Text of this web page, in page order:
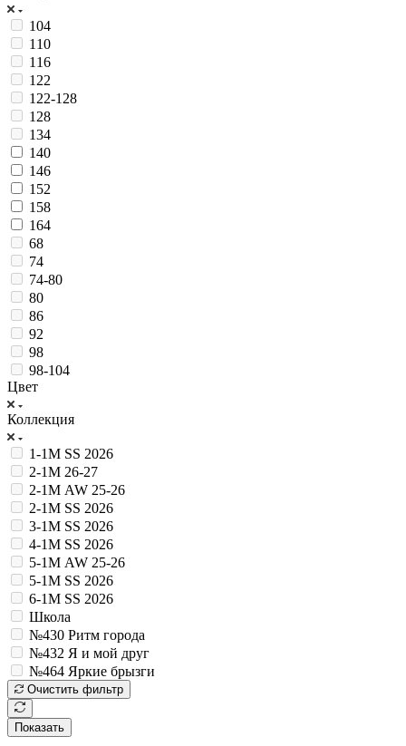
104
110
116
122
122-128
128
134
140
146
152
158
164
68
74
74-80
80
86
92
98
98-104
Цвет
Коллекция
1-1М SS 2026
2-1М 26-27
2-1М AW 25-26
2-1М SS 2026
3-1М SS 2026
4-1М SS 2026
5-1М AW 25-26
5-1М SS 2026
6-1М SS 2026
Школа
№430 Ритм города
№432 Я и мой друг
№464 Яркие брызги
Очистить фильтр
Показать